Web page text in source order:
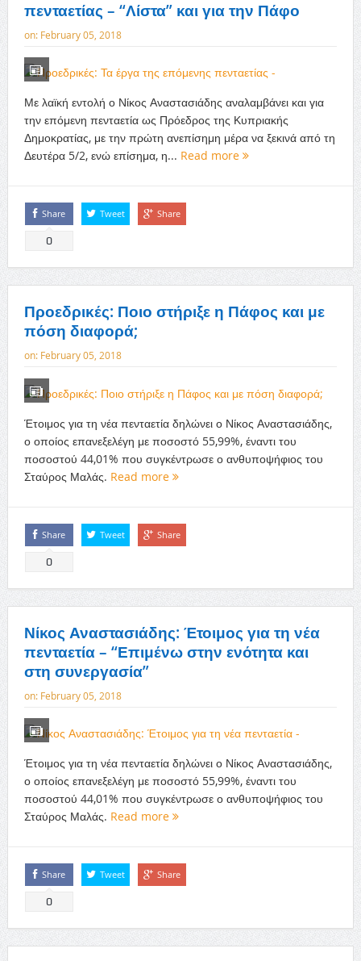
πενταετίας – “Λίστα” και για την Πάφο
on: February 05, 2018
Με λαϊκή εντολή ο Νίκος Αναστασιάδης αναλαμβάνει και για
την επόμενη πενταετία ως Πρόεδρος της Κυπριακής
Δημοκρατίας, με την πρώτη ανεπίσημη μέρα να ξεκινά από τη
Δευτέρα 5/2, ενώ επίσημα, η... Read more
Share
0
Tweet Share
Προεδρικές: Ποιο στήριξε η Πάφος και με
πόση διαφορά;
on: February 05, 2018
Έτοιμος για τη νέα πενταετία δηλώνει ο Νίκος Αναστασιάδης,
ο οποίος επανεξελέγη με ποσοστό 55,99%, έναντι του
ποσοστού 44,01% που συγκέντρωσε ο ανθυποψήφιος του
Σταύρος Μαλάς. Read more
Share
0
Tweet Share
Νίκος Αναστασιάδης: Έτοιμος για τη νέα
πενταετία – “Επιμένω στην ενότητα και
στη συνεργασία”
on: February 05, 2018
Έτοιμος για τη νέα πενταετία δηλώνει ο Νίκος Αναστασιάδης,
ο οποίος επανεξελέγη με ποσοστό 55,99%, έναντι του
ποσοστού 44,01% που συγκέντρωσε ο ανθυποψήφιος του
Σταύρος Μαλάς. Read more
Share
0
Tweet Share